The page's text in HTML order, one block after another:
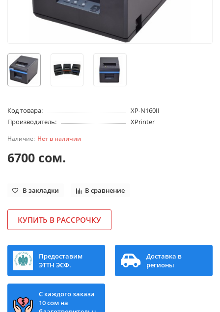
Код товара:
XP-N160II
Производитель:
XPrinter
Нет в наличии
6700 сом.
В закладки В сравнение
КУПИТЬ В РАССРОЧКУ
Предоставим
ЭТТН ЭСФ.
Доставка в
регионы
С каждого заказа
10 сом на